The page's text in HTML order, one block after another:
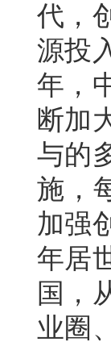
代，
源投
年，
断加
与的
施，
加强
年居
国，
业圈